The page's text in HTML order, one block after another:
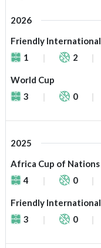
2026
Friendly International
1
2
World Cup
3
0
2025
Africa Cup of Nations
4
0
Friendly International
3
0